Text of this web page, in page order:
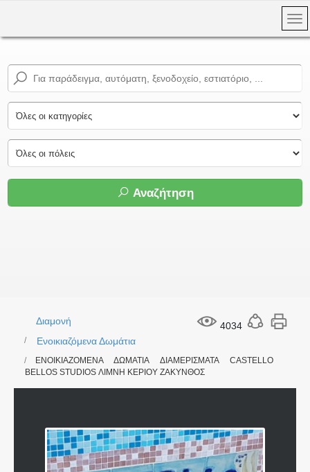
Αναζήτηση
4034
Διαμονή
Ενοικιαζόμενα Δωμάτια
ΕΝΟΙΚΙΑΖΟΜΕΝΑ ΔΩΜΑΤΙΑ ΔΙΑΜΕΡΙΣΜΑΤΑ CASTELLO
BELLOS STUDIOS ΛΙΜΝΗ ΚΕΡΙΟΥ ΖΑΚΥΝΘΟΣ